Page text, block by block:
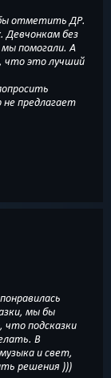
отметить ДР.
Девчонкам без
помогали. А
что это лучший
предлагает
мы бы
что подсказки
В
и свет,
решения )))